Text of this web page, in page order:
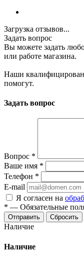
Загрузка отзывов...
Задать вопрос
Вы можете задать
или работе магазина.
Наши
помогут.
Задать вопрос
Вопрос *
Ваше имя *
Телефон *
E-mail
Я согласен на
* — Обязательные
Сбросить
Наличие
Наличие